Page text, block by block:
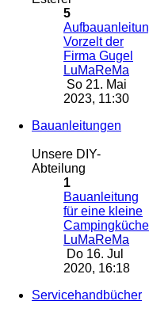
5
Vorzelt der
Firma Gugel
LuMaReMa
So 21. Mai
2023, 11:30
Bauanleitungen
Unsere DIY-
Abteilung
1
Bauanleitung
für eine kleine
Campingküche
LuMaReMa
Do 16. Jul
2020, 16:18
Servicehandbücher